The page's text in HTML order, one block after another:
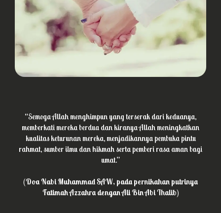
“Semoga Allah menghimpun yang terserak dari keduanya,
memberkati mereka berdua dan kiranya Allah meningkatkan
kualitas keturunan mereka, menjadikannya pembuka pintu
rahmat, sumber ilmu dan hikmah serta pemberi rasa aman bagi
umat.”
(Doa Nabi Muhammad SAW, pada pernikahan putrinya
Fatimah Azzahra dengan Ali Bin Abi Thalib)